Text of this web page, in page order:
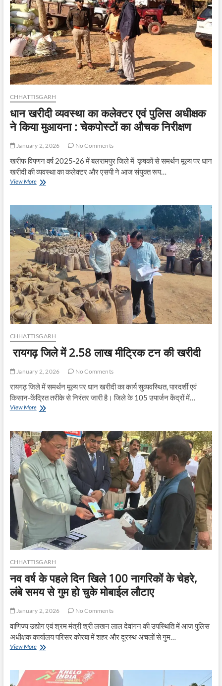
7
को
मंडई
मेला,
रात्रि
में
जोरदार
छत्तीसगढी
नाचा….
महिला
एवं
पुरुष
दोनों
का
अलग
कबड्डी,
प्रथम
से
में
नगद
पुरस्कार…
CHHATTISGARH
धान खरीदी व्यवस्था का कलेक्टर एवं पुलिस अधीक्षक
ने किया मुआयना : चेकपोस्टों का औचक निरीक्षण
January 2, 2026 No Comments
खरीफ विपणन वर्ष 2025-26 में बलरामपुर जिले में कृषकों से समर्थन मूल्य पर धान
खरीदी की व्यवस्था का कलेक्टर और एसपी ने आज संयुक्त रूप…
View Moreधान
कलेक्टर
एवं
पुलिस
अधीक्षक
ने
किया
मुआयना
:
चेकपोस्टों
का
औचक
निरीक्षण
CHHATTISGARH
रायगढ़ जिले में 2.58 लाख मीट्रिक टन की खरीदी
January 2, 2026 No Comments
रायगढ़ जिले में समर्थन मूल्य पर धान खरीदी का कार्य सुव्यवस्थित, पारदर्शी एवं
किसान-केंद्रित तरीके से निरंतर जारी है। जिले के 105 उपार्जन केंद्रों में…
View Moreरायगढ़
2.58
लाख
मीट्रिक
टन
की
खरीदी
CHHATTISGARH
नव वर्ष के पहले दिन खिले 100 नागरिकों के चेहरे,
लंबे समय से गुम हो चुके मोबाईल लौटाए
January 2, 2026 No Comments
वाणिज्य उद्योग एवं श्रम मंत्री श्री लखन लाल देवांगन की उपस्थिति में आज पुलिस
अधीक्षक कार्यालय परिसर कोरबा में शहर और दूरस्थ अंचलों से गुम…
View Moreनव
पहले
दिन